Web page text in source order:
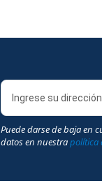
Puede darse de baja en
datos en nuestrapolítica